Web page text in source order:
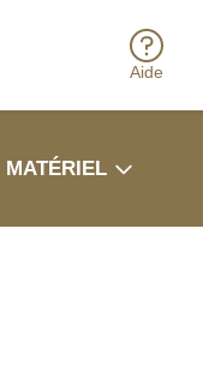
Aide
MATÉRIEL